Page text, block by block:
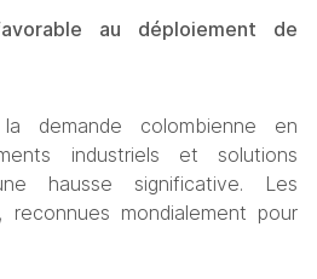
au déploiement de
demande colombienne en
industriels et solutions
hausse significative. Les
reconnues mondialement pour